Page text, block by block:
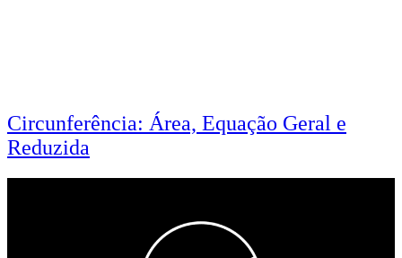
Circunferência: Área, Equação Geral e
Reduzida